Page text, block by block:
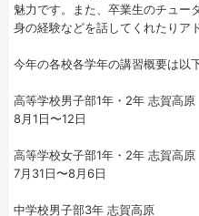
魅力です。また、卒業生のチュー
身の経験などを話してくれたりア
今年の各校各学年の講習概要は以
高等学校男子部1年・2年 志賀高原
8月1日〜12日
高等学校女子部1年・2年 志賀高原
7月31日〜8月6日
中学校男子部3年 志賀高原